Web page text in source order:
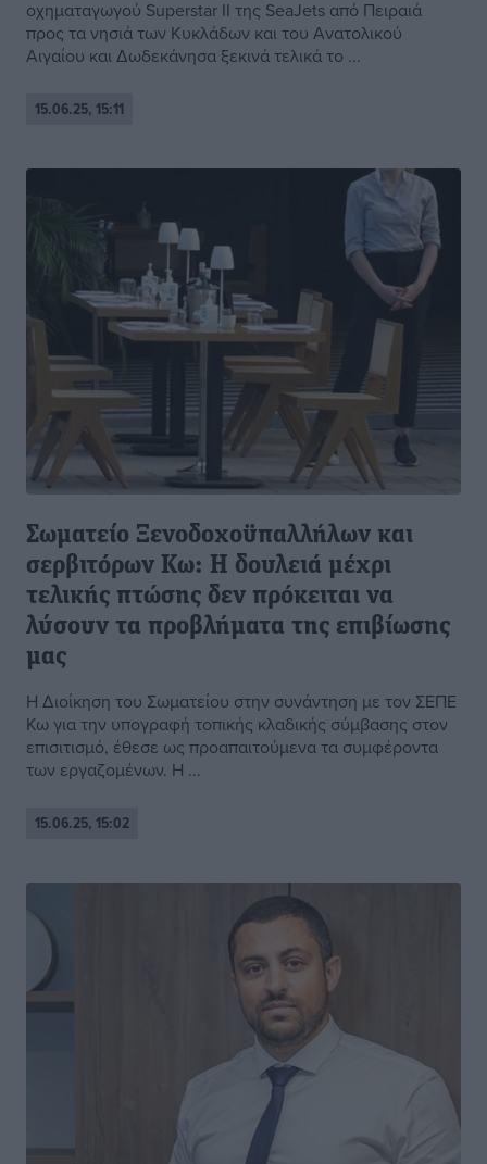
οχηματαγωγού Superstar II της SeaJets από Πειραιά
προς τα νησιά των Κυκλάδων και του Ανατολικού
Αιγαίου και Δωδεκάνησα ξεκινά τελικά το ...
15.06.25, 15:11
Σωματείο Ξενοδοχοϋπαλλήλων και
σερβιτόρων Κω: Η δουλειά μέχρι
τελικής πτώσης δεν πρόκειται να
λύσουν τα προβλήματα της επιβίωσης
μας
Η Διοίκηση του Σωματείου στην συνάντηση με τον ΣΕΠΕ
Κω για την υπογραφή τοπικής κλαδικής σύμβασης στον
επισιτισμό, έθεσε ως προαπαιτούμενα τα συμφέροντα
των εργαζομένων. Η ...
15.06.25, 15:02